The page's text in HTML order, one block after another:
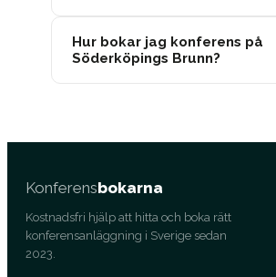
Hur bokar jag konferens på
Söderköpings Brunn?
Konferensbokarna
Kostnadsfri hjälp att hitta och boka rätt
konferensanläggning i Sverige sedan
2023.